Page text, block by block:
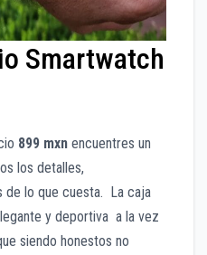
Smartwatch
899 mxn encuentres un
los detalles,
de lo que cuesta. La caja
y deportiva a la vez
siendo honestos no